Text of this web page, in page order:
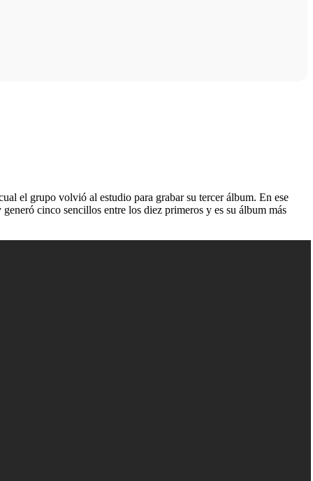
el grupo volvió al estudio para grabar su tercer álbum. En ese
cinco sencillos entre los diez primeros y es su álbum más